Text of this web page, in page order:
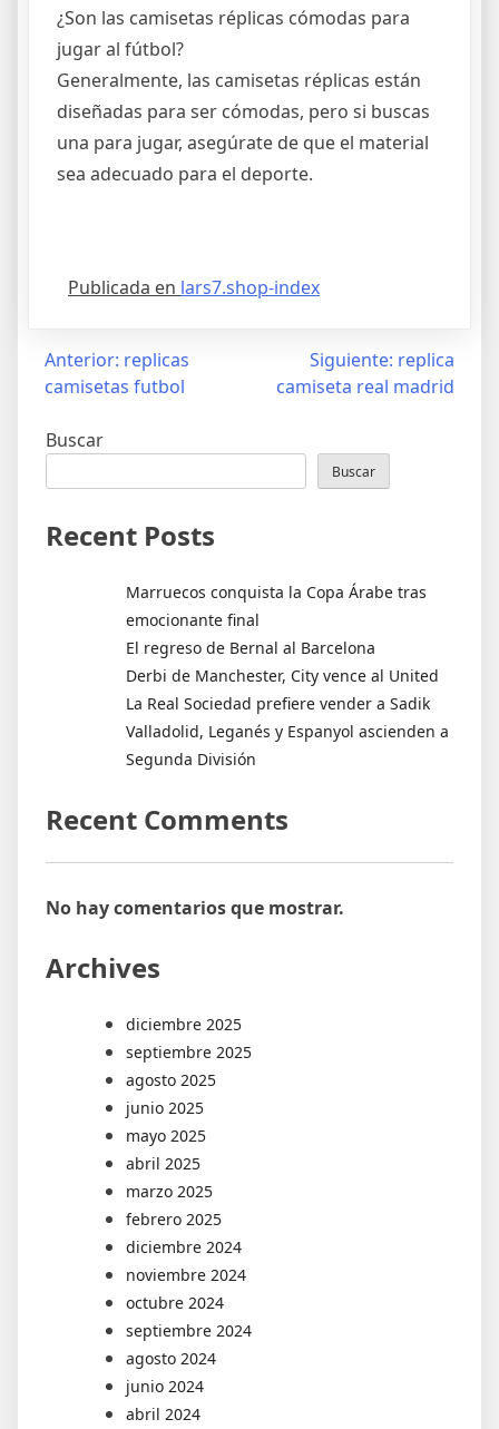
¿Son las camisetas réplicas cómodas para
jugar al fútbol?
Generalmente, las camisetas réplicas están
diseñadas para ser cómodas, pero si buscas
una para jugar, asegúrate de que el material
sea adecuado para el deporte.
Publicada en lars7.shop-index
Navegación
entradas
Anterior: replicas
camisetas futbol
Siguiente: replica
camiseta real madrid
Buscar
Buscar
Recent Posts
Marruecos conquista la Copa Árabe tras
emocionante final
El regreso de Bernal al Barcelona
Derbi de Manchester, City vence al United
La Real Sociedad prefiere vender a Sadik
Valladolid, Leganés y Espanyol ascienden a
Segunda División
Recent Comments
No hay comentarios que mostrar.
Archives
diciembre 2025
septiembre 2025
agosto 2025
junio 2025
mayo 2025
abril 2025
marzo 2025
febrero 2025
diciembre 2024
noviembre 2024
octubre 2024
septiembre 2024
agosto 2024
junio 2024
abril 2024